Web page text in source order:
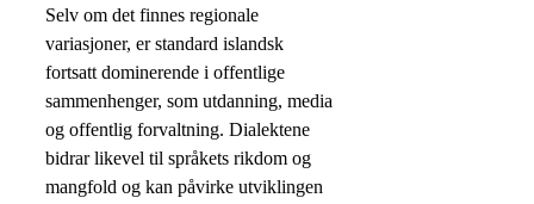
Selv om det finnes regionale
variasjoner, er standard islandsk
fortsatt dominerende i offentlige
sammenhenger, som utdanning, media
og offentlig forvaltning. Dialektene
bidrar likevel til språkets rikdom og
mangfold og kan påvirke utviklingen